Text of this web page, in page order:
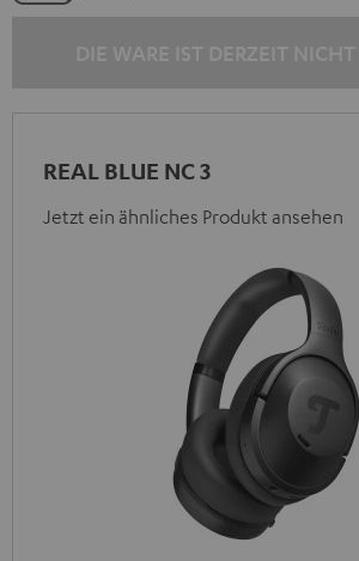
REAL BLUE NC 3
Jetzt ein ähnliches Produkt ansehen